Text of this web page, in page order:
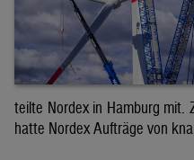
teilte Nordex in Hamburg mit.
hatte Nordex Aufträge von